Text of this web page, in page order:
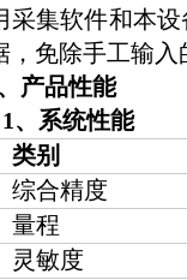
采集软件和本
，免除手工输入
产品性能
1 、系统性能
类别
综合精度
量程
灵敏度